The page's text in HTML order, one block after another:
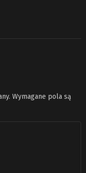
Wymagane pola są